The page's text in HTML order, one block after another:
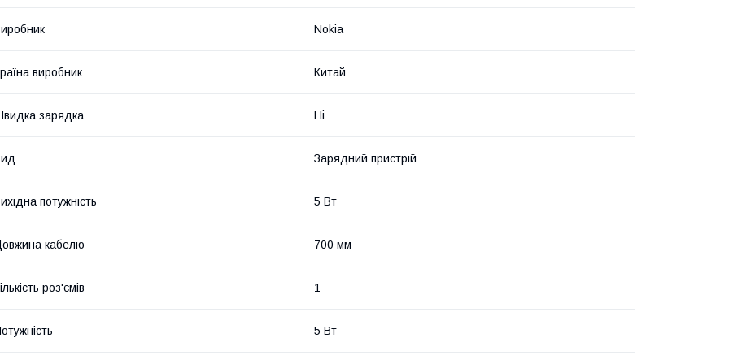
Nokia
виробник Китай
зарядка Ні
Зарядний пристрій
потужність 5 Вт
кабелю 700 мм
роз'ємів 1
5 Вт